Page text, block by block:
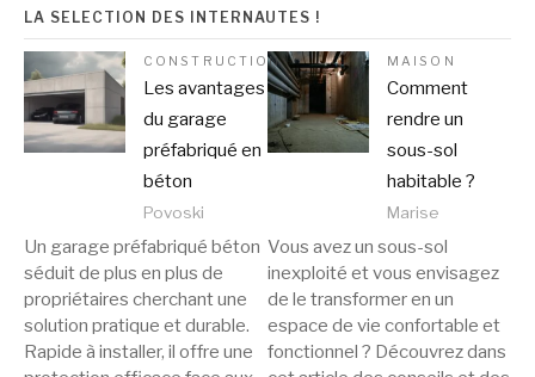
LA SELECTION DES INTERNAUTES !
CONSTRUCTION
Les avantages
du garage
préfabriqué en
béton
Povoski
Un garage préfabriqué béton
séduit de plus en plus de
propriétaires cherchant une
solution pratique et durable.
Rapide à installer, il offre une
MAISON
Comment
rendre un
sous-sol
habitable ?
Marise
Vous avez un sous-sol
inexploité et vous envisagez
de le transformer en un
espace de vie confortable et
fonctionnel ? Découvrez dans